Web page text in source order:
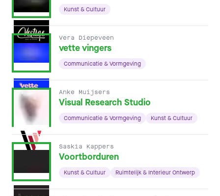
Kunst & Cultuur
Vera Diepeveen
vette vingers
Communicatie & Vormgeving
Anke Muijsers
Visual Research Studio
Communicatie & Vormgeving Kunst & Cultuur
Saskia Kappers
Voortborduren
Kunst & Cultuur Ruimtelijk & Interieur Ontwerp